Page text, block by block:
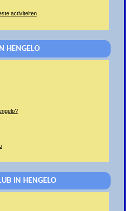
activiteiten
HENGELO
IN HENGELO